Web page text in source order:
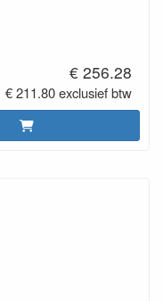
€ 256.28
€ 211.80 exclusief btw